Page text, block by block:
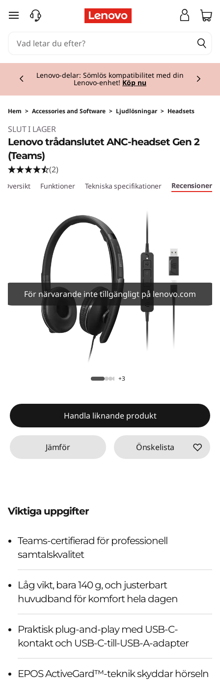
hoppa vidare till huvudinnehållet
Lenovo-delar: Sömlös kompatibilitet med din
Lenovo-enhet! Köp nu
Hem > Accessories and Software > Ljudlösningar > Headsets
SLUT I LAGER
Lenovo trådanslutet ANC-headset Gen 2
(Teams)
(2)
Översikt Funktioner Tekniska specifikationer Recensioner
För närvarande inte tillgängligt på lenovo.com
+3
Handla liknande produkt
Jämför Önskelista
Viktiga uppgifter
Teams-certifierad för professionell
samtalskvalitet
Låg vikt, bara 140 g, och justerbart
huvudband för komfort hela dagen
Praktisk plug-and-play med USB-C-
kontakt och USB-C-till-USB-A-adapter
EPOS ActiveGard™-teknik skyddar hörseln